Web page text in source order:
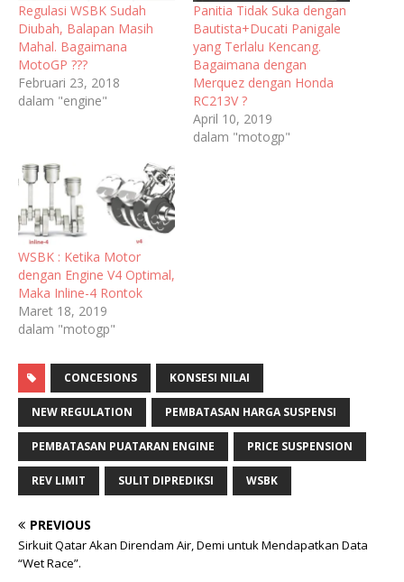
Regulasi WSBK Sudah
Diubah, Balapan Masih
Mahal. Bagaimana
MotoGP ???
Februari 23, 2018
dalam "engine"
Panitia Tidak Suka dengan
Bautista+Ducati Panigale
yang Terlalu Kencang.
Bagaimana dengan
Merquez dengan Honda
RC213V ?
April 10, 2019
dalam "motogp"
WSBK : Ketika Motor
dengan Engine V4 Optimal,
Maka Inline-4 Rontok
Maret 18, 2019
dalam "motogp"
CONCESIONS KONSESI NILAI
NEW REGULATION PEMBATASAN HARGA SUSPENSI
PEMBATASAN PUATARAN ENGINE PRICE SUSPENSION
REV LIMIT SULIT DIPREDIKSI WSBK
PREVIOUS
Sirkuit Qatar Akan Direndam Air, Demi untuk Mendapatkan Data
“Wet Race”.